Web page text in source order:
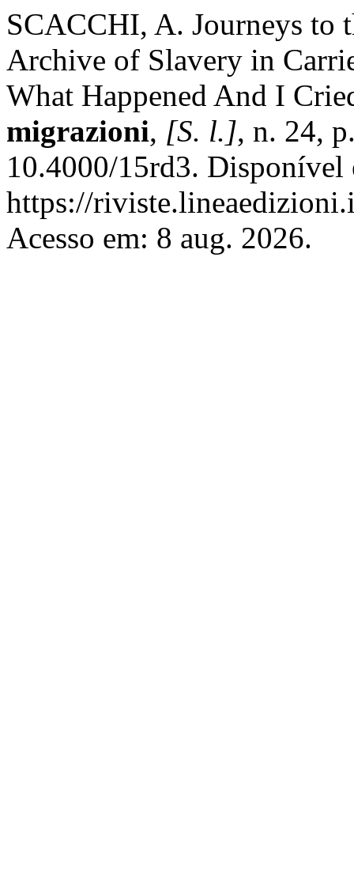
SCACCHI, A. Journeys to
Archive of Slavery in
What Happened And I
migrazioni, [S. l.], n. 24,
10.4000/15rd3. Disponível
https://
Acesso em: 8 aug. 2026.